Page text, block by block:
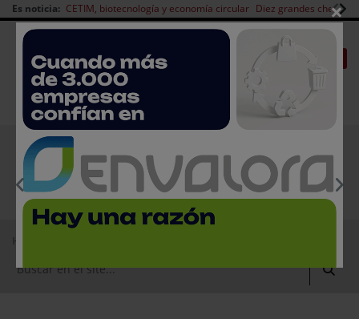
Es noticia: CETIM, biotecnología y economía circular Diez grandes chefs
Redes Sociales
Es noticia
| CANAL EMPLEO Login empresas Registro
×